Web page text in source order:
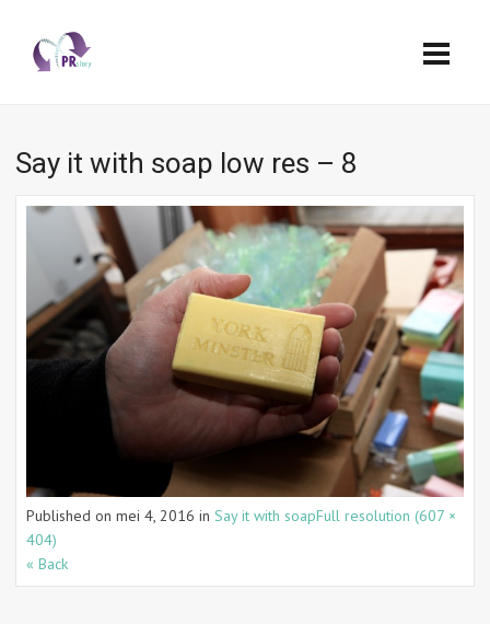
Say it with soap low res – 8
Published on mei 4, 2016 in Say it with soapFull resolution (607 ×
404)
« Back